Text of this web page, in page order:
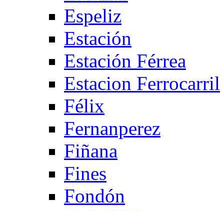
Espeliz
Estación
Estación Férrea
Estacion Ferrocarril
Félix
Fernanperez
Fiñana
Fines
Fondón